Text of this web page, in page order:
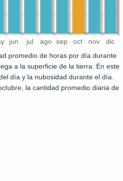
jun jul ago sep oct nov dic
promedio de horas por día durante
a la superficie de la tierra. En este
día y la nubosidad durante el día.
la cantidad promedio diaria de